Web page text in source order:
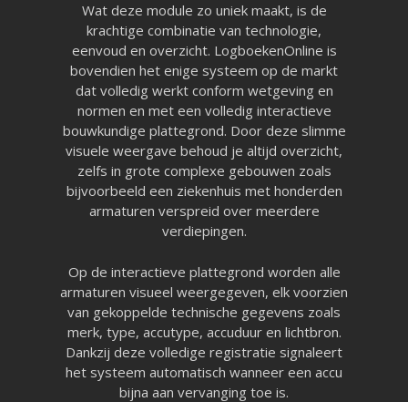
Wat deze module zo uniek maakt, is de
krachtige combinatie van technologie,
eenvoud en overzicht. LogboekenOnline is
bovendien het enige systeem op de markt
dat volledig werkt conform wetgeving en
normen en met een volledig interactieve
bouwkundige plattegrond. Door deze slimme
visuele weergave behoud je altijd overzicht,
zelfs in grote complexe gebouwen zoals
bijvoorbeeld een ziekenhuis met honderden
armaturen verspreid over meerdere
verdiepingen.
Op de interactieve plattegrond worden alle
armaturen visueel weergegeven, elk voorzien
van gekoppelde technische gegevens zoals
merk, type, accutype, accuduur en lichtbron.
Dankzij deze volledige registratie signaleert
het systeem automatisch wanneer een accu
bijna aan vervanging toe is.